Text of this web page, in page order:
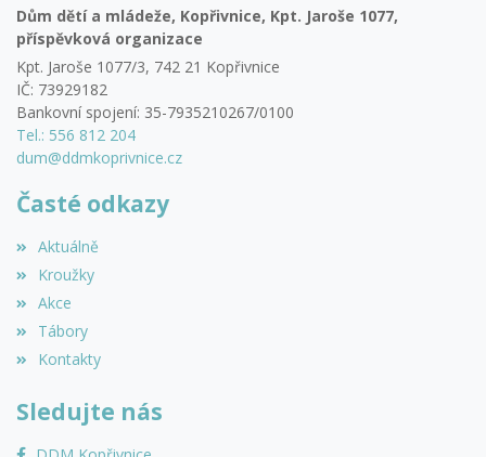
Dům dětí a mládeže, Kopřivnice, Kpt. Jaroše 1077,
příspěvková organizace
Kpt. Jaroše 1077/3, 742 21 Kopřivnice
IČ: 73929182
Bankovní spojení: 35-7935210267/0100
Tel.: 556 812 204
dum@ddmkoprivnice.cz
Časté odkazy
Aktuálně
Kroužky
Akce
Tábory
Kontakty
Sledujte nás